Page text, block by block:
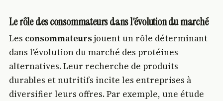
Le rôle des consommateurs dans l'évolution du marché
Les consommateursjouent un rôle déterminant
dans l'évolution du marché des protéines
alternatives. Leur recherche de produits
durables et nutritifs incite les entreprises à
diversifier leurs offres. Par exemple, une étude